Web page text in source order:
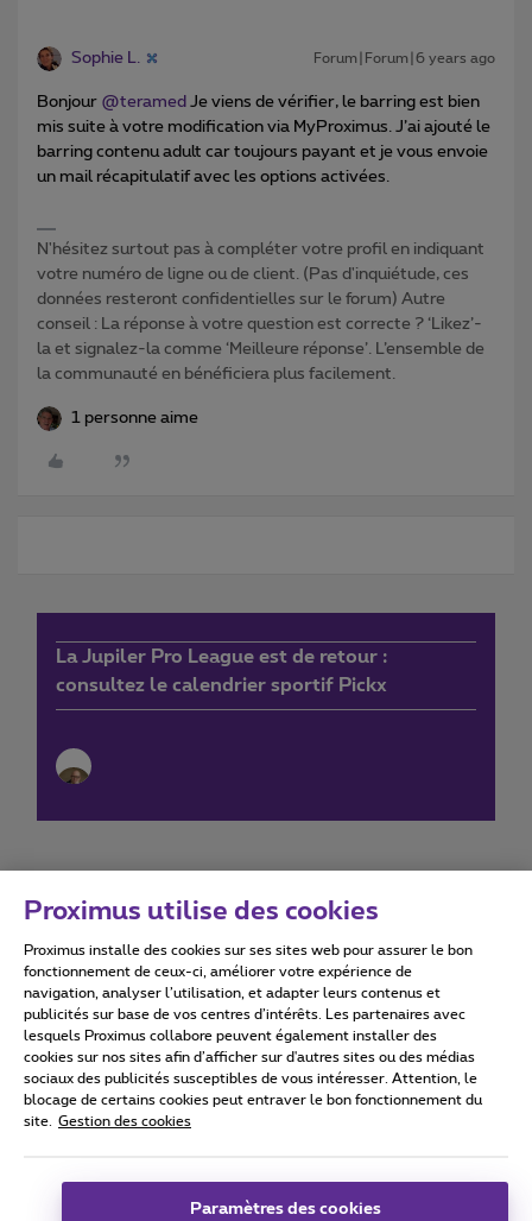
Sophie L. Forum|Forum|6 years ago
Bonjour @teramed Je viens de vérifier, le barring est bien
mis suite à votre modification via MyProximus. J’ai ajouté le
barring contenu adult car toujours payant et je vous envoie
un mail récapitulatif avec les options activées.
N'hésitez surtout pas à compléter votre profil en indiquant
votre numéro de ligne ou de client. (Pas d'inquiétude, ces
données resteront confidentielles sur le forum) Autre
conseil : La réponse à votre question est correcte ? ‘Likez’-
la et signalez-la comme ‘Meilleure réponse’. L’ensemble de
la communauté en bénéficiera plus facilement.
1 personne aime
La Jupiler Pro League est de retour :
consultez le calendrier sportif Pickx
Conditions d'utilisation Accessibility statement
Tous droits réservés. © 2026
Conditions générales, info consommateur
Coordonnées de l’entreprise
Proximus utilise des cookies
Proximus installe des cookies sur ses sites web pour assurer le bon
fonctionnement de ceux-ci, améliorer votre expérience de
navigation, analyser l’utilisation, et adapter leurs contenus et
publicités sur base de vos centres d’intérêts. Les partenaires avec
lesquels Proximus collabore peuvent également installer des
cookies sur nos sites afin d’afficher sur d'autres sites ou des médias
sociaux des publicités susceptibles de vous intéresser. Attention, le
blocage de certains cookies peut entraver le bon fonctionnement du
site.
Gestion des cookies
Paramètres des cookies